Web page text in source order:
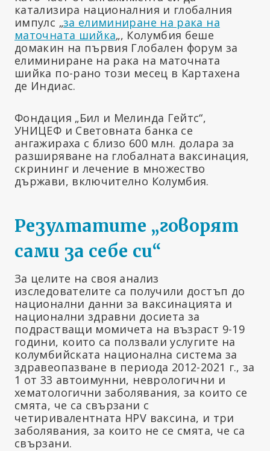
катализира националния и глобалния
импулс „за елиминиране на рака на
маточната шийка„, Колумбия беше
домакин на първия Глобален форум за
елиминиране на рака на маточната
шийка по-рано този месец в Картахена
де Индиас.
Фондация „Бил и Мелинда Гейтс“,
УНИЦЕФ и Световната банка се
ангажираха с близо 600 млн. долара за
разширяване на глобалната ваксинация,
скрининг и лечение в множество
държави, включително Колумбия.
Резултатите „говорят
сами за себе си“
За целите на своя анализ
изследователите са получили достъп до
национални данни за ваксинацията и
национални здравни досиета за
подрастващи момичета на възраст 9-19
години, които са ползвали услугите на
колумбийската национална система за
здравеопазване в периода 2012-2021 г., за
1 от 33 автоимунни, неврологични и
хематологични заболявания, за които се
смята, че са свързани с
четиривалентната HPV ваксина, и три
заболявания, за които не се смята, че са
свързани.